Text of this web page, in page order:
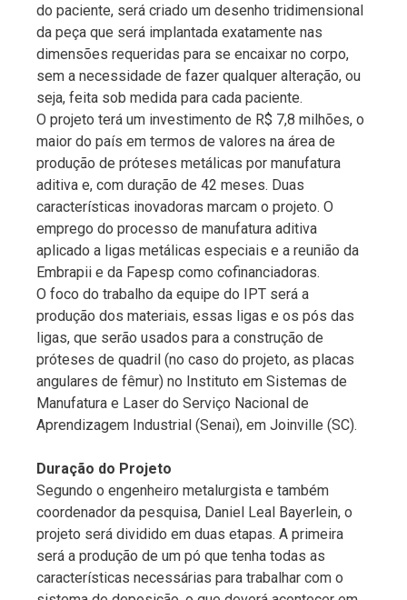
do paciente, será criado um desenho tridimensional
da peça que será implantada exatamente nas
dimensões requeridas para se encaixar no corpo,
sem a necessidade de fazer qualquer alteração, ou
seja, feita sob medida para cada paciente.
O projeto terá um investimento de R$ 7,8 milhões, o
maior do país em termos de valores na área de
produção de próteses metálicas por manufatura
aditiva e, com duração de 42 meses. Duas
características inovadoras marcam o projeto. O
emprego do processo de manufatura aditiva
aplicado a ligas metálicas especiais e a reunião da
Embrapii e da Fapesp como cofinanciadoras.
O foco do trabalho da equipe do IPT será a
produção dos materiais, essas ligas e os pós das
ligas, que serão usados para a construção de
próteses de quadril (no caso do projeto, as placas
angulares de fêmur) no Instituto em Sistemas de
Manufatura e Laser do Serviço Nacional de
Aprendizagem Industrial (Senai), em Joinville (SC).
Duração do Projeto
Segundo o engenheiro metalurgista e também
coordenador da pesquisa, Daniel Leal Bayerlein, o
projeto será dividido em duas etapas. A primeira
será a produção de um pó que tenha todas as
características necessárias para trabalhar com o